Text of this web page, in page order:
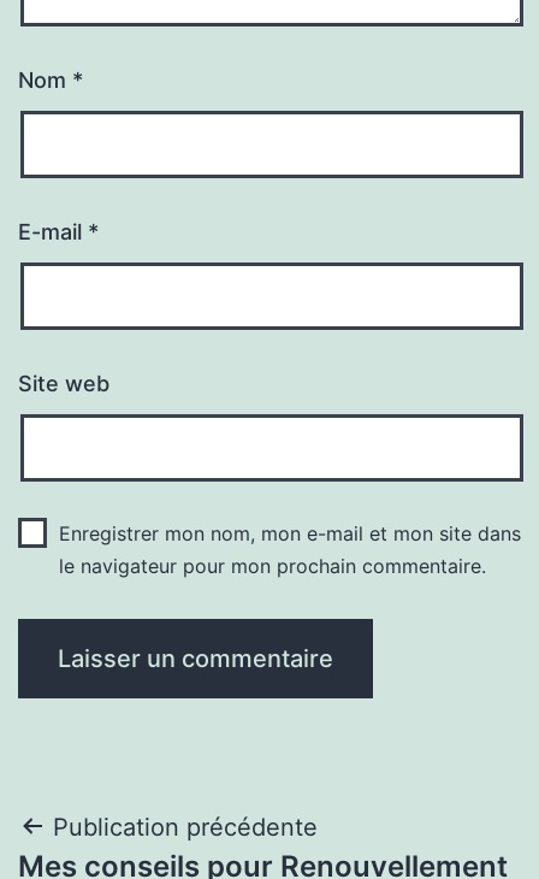
Nom *
E-mail *
Site web
Enregistrer mon nom, mon e-mail et mon site dans
le navigateur pour mon prochain commentaire.
Navigation
Publication précédente
Mes conseils pour Renouvellement